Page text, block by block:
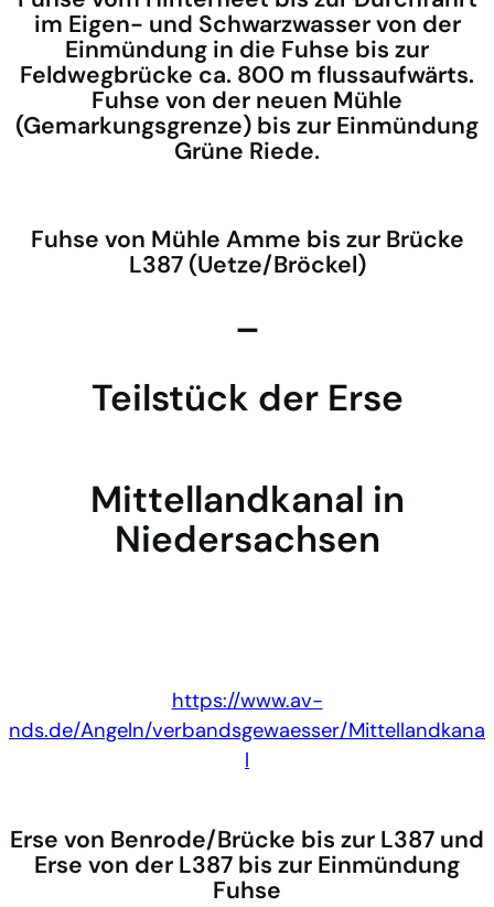
im Eigen- und Schwarzwasser von der
Einmündung in die Fuhse bis zur
Feldwegbrücke ca. 800 m flussaufwärts.
Fuhse von der neuen Mühle
(Gemarkungsgrenze) bis zur Einmündung
Grüne Riede.
Fuhse von Mühle Amme bis zur Brücke
L387 (Uetze/Bröckel)
–
Teilstück der Erse
Mittellandkanal in
Niedersachsen
https://www.av-
nds.de/Angeln/verbandsgewaesser/Mittellandkana
l
Erse von Benrode/Brücke bis zur L387 und
Erse von der L387 bis zur Einmündung
Fuhse